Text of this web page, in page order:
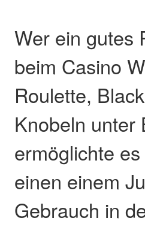
Wer ein gutes
beim Casino
Roulette,
Knobeln unter
ermöglichte
einen einem
Gebrauch in